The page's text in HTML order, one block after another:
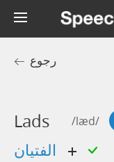
رجوع
Lads /læd/